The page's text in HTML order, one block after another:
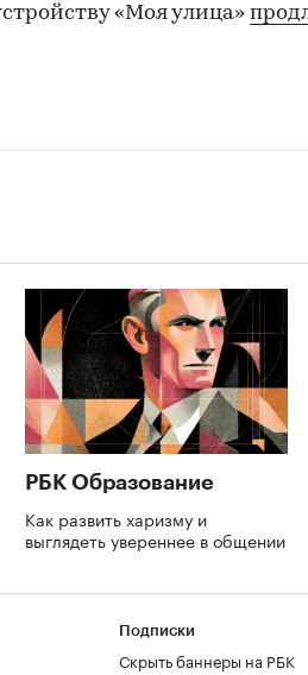
«Моя улица»
РБК Образование
Как развить харизму и
выглядеть увереннее в общении
Подписки
Скрыть баннеры на РБК